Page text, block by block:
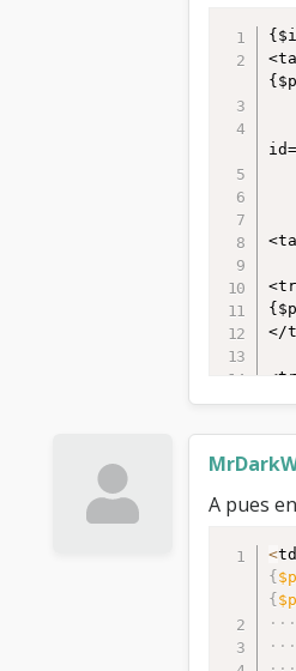
<td class="{$altbg}" width="15%"
<strong><span
<span
</
</
</
A pues
<td
{
{